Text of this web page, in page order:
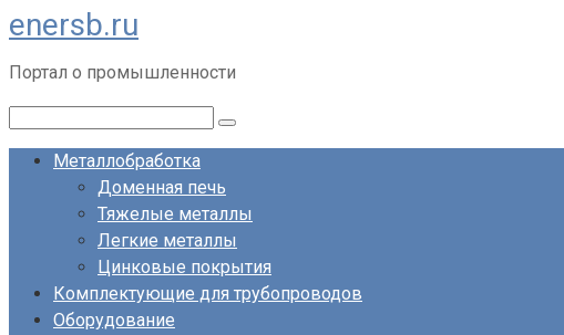
Перейти
к
контенту
enersb.ru
Портал о промышленности
Металлобработка
Доменная печь
Тяжелые металлы
Легкие металлы
Цинковые покрытия
Комплектующие для трубопроводов
Оборудование